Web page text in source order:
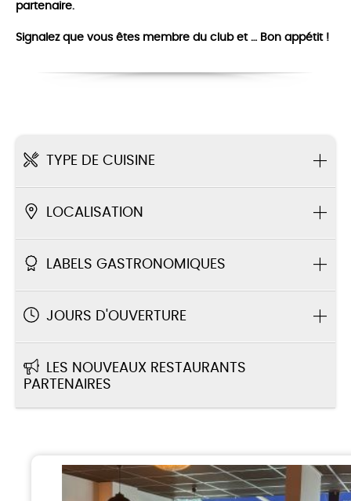
partenaire.
Signalez que vous êtes membre du club et … Bon appétit !
TYPE DE CUISINE
LOCALISATION
LABELS GASTRONOMIQUES
JOURS D'OUVERTURE
LES NOUVEAUX RESTAURANTS
PARTENAIRES